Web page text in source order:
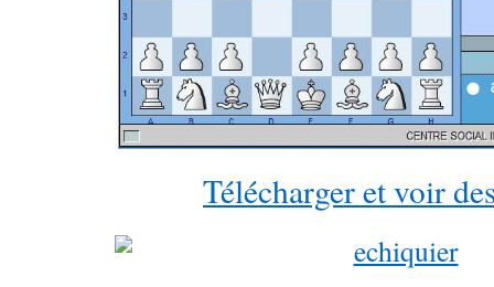
Télécharger et voir